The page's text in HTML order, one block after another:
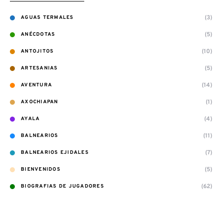
AGUAS TERMALES (3)
ANÉCDOTAS (5)
ANTOJITOS (10)
ARTESANIAS (5)
AVENTURA (14)
AXOCHIAPAN (1)
AYALA (4)
BALNEARIOS (11)
BALNEARIOS EJIDALES (7)
BIENVENIDOS (5)
BIOGRAFIAS DE JUGADORES (62)